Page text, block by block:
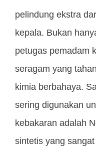
pelindung ekstra
kepala. Bukan
petugas pemadam
seragam yang
kimia berbahaya.
sering digunakan
kebakaran adalah
sintetis yang